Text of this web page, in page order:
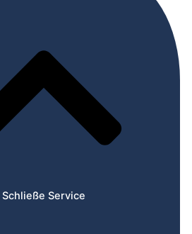
Schließe Service